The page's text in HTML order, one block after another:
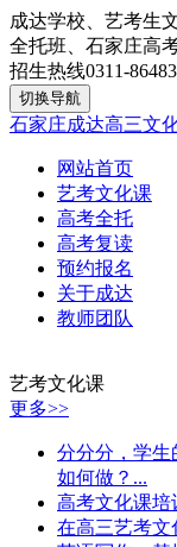
成达学校、艺考生
全托班、石家庄高
招生热线0311-
切换导航
石家庄成达高三文
网站首页
艺考文化课
高考全托
高考复读
预约报名
关于成达
教师团队
艺考文化课
更多>>
分分分，学生
如何做？...
高考文化课培
在高三艺考文